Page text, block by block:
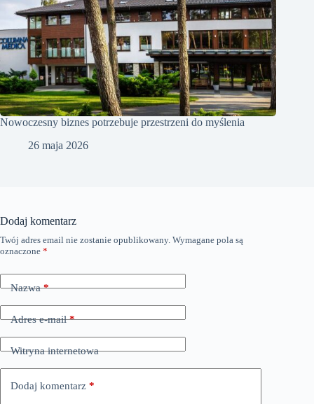
Nowoczesny biznes potrzebuje przestrzeni do myślenia
26 maja 2026
Dodaj komentarz
Twój adres email nie zostanie opublikowany. Wymagane pola są
oznaczone *
Nazwa*
Adres e-mail*
Witryna internetowa
Dodaj komentarz *